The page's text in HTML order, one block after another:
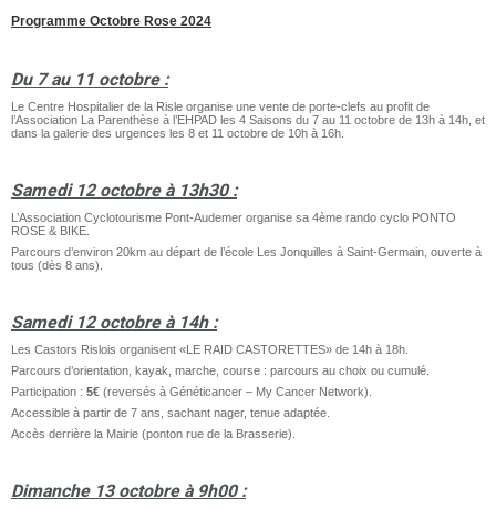
Programme Octobre Rose 2024
Du 7 au 11 octobre :
Le Centre Hospitalier de la Risle organise une vente de porte-clefs au profit de
l’Association La Parenthèse à l’EHPAD les 4 Saisons du 7 au 11 octobre de 13h à 14h, et
dans la galerie des urgences les 8 et 11 octobre de 10h à 16h.
Samedi 12 octobre à 13h30 :
L’Association Cyclotourisme Pont-Audemer organise sa 4ème rando cyclo PONTO
ROSE & BIKE.
Parcours d’environ 20km au départ de l’école Les Jonquilles à Saint-Germain, ouverte à
tous (dès 8 ans).
Samedi 12 octobre à 14h :
Les Castors Rislois organisent «LE RAID CASTORETTES» de 14h à 18h.
Parcours d’orientation, kayak, marche, course : parcours au choix ou cumulé.
Participation : 5€ (reversés à Généticancer – My Cancer Network).
Accessible à partir de 7 ans, sachant nager, tenue adaptée.
Accès derrière la Mairie (ponton rue de la Brasserie).
Dimanche 13 octobre à 9h00 :